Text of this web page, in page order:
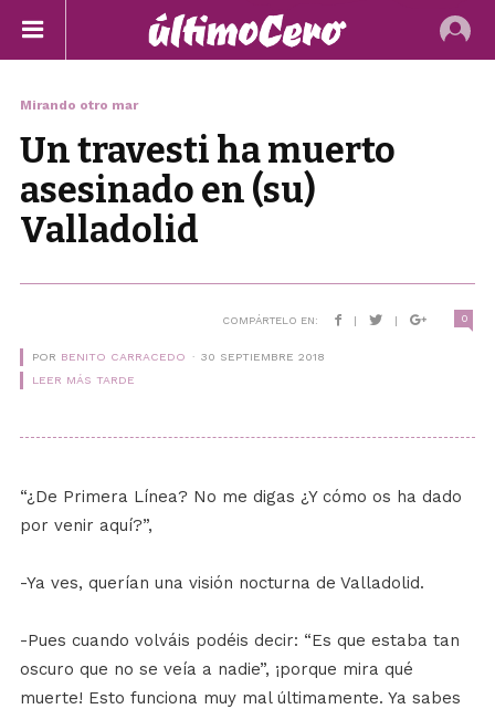
Mirando otro mar
Un travesti ha muerto
asesinado en (su)
Valladolid
COMPÁRTELO EN: | | 0
POR BENITO CARRACEDO
30 SEPTIEMBRE 2018
LEER MÁS TARDE
“¿De Primera Línea? No me digas ¿Y cómo os ha dado
por venir aquí?”,
-Ya ves, querían una visión nocturna de Valladolid.
-Pues cuando volváis podéis decir: “Es que estaba tan
oscuro que no se veía a nadie”, ¡porque mira qué
muerte! Esto funciona muy mal últimamente. Ya sabes